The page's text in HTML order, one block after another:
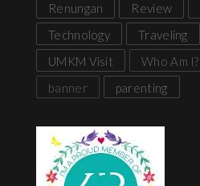
Renungan
Review
Technology
Traveling
UMKM Visit
Who Am I?
banner
parenting